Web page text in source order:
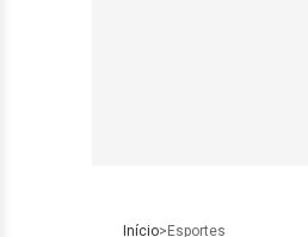
Início> Esportes